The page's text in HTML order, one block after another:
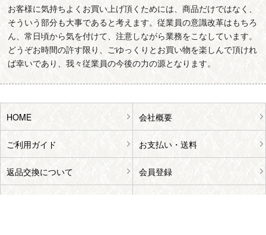
お客様に気持ちよくお買い上げ頂くためには、商品だけではなく、
そういう部分も大事であると考えます。従業員の意識改革はもちろ
ん、常日頃から気を付けて、注意しながら業務をこなしています。
どうぞお時間の許す限り、ごゆっくりとお買い物を楽しんで頂けれ
ば幸いであり、我々従業員の今後の力の源となります。
HOME 会社概要
ご利用ガイド お支払い・送料
返品交換について 会員登録